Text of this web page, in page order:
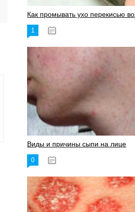
Как промывать ухо перекисью
1
Виды и причины сыпи на лице
0